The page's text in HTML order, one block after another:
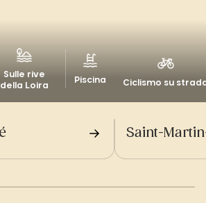
Sulle rive
della Loira
Piscina Ciclismo su
Saint-